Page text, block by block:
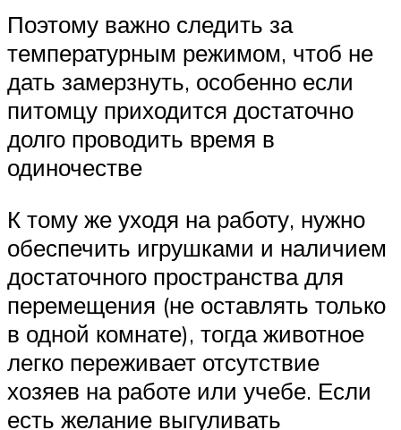
Поэтому важно следить за
температурным режимом, чтоб не
дать замерзнуть, особенно если
питомцу приходится достаточно
долго проводить время в
одиночестве
К тому же уходя на работу, нужно
обеспечить игрушками и наличием
достаточного пространства для
перемещения (не оставлять только
в одной комнате), тогда животное
легко переживает отсутствие
хозяев на работе или учебе. Если
есть желание выгуливать